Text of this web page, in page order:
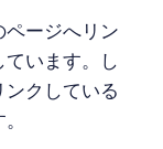
ページへリン
ています。し
クしている